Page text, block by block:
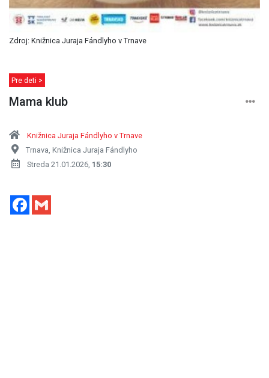
Zdroj: Knižnica Juraja Fándlyho v Trnave
Pre deti >
Mama klub
Knižnica Juraja Fándlyho v Trnave
Trnava, Knižnica Juraja Fándlyho
Streda 21.01.2026, 15:30
Facebook